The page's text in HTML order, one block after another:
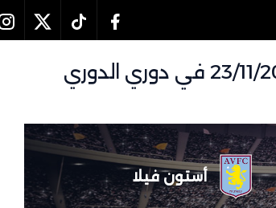
تفاصيل وموعد مباراة ليدز يونايتد و أستون فيلا بتاريخ 23/11/2025 في دوري الدوري
أستون فيلا